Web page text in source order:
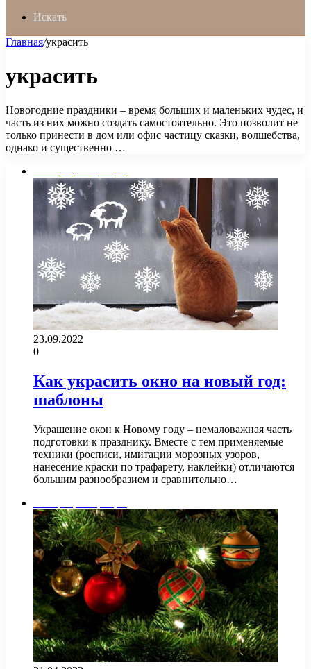
Искать
Главная/украсить
украсить
Новогодние праздники – время больших и маленьких чудес, и
часть из них можно создать самостоятельно. Это позволит не
только принести в дом или офис частицу сказки, волшебства,
однако и существенно …
23.09.2022
0
Как украсить окно на новый год:
шаблоны
Украшение окон к Новому году – немаловажная часть
подготовки к празднику. Вместе с тем применяемые
техники (росписи, имитации морозных узоров,
нанесение краски по трафарету, наклейки) отличаются
большим разнообразием и сравнительно…